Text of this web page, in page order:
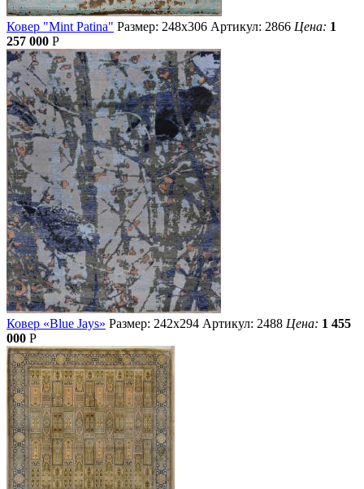
Ковер "Mint Patina" Размер: 248х306 Артикул: 2866 Цена: 1
257 000 Р
Ковер «Blue Jays» Размер: 242х294 Артикул: 2488 Цена: 1 455
000 Р